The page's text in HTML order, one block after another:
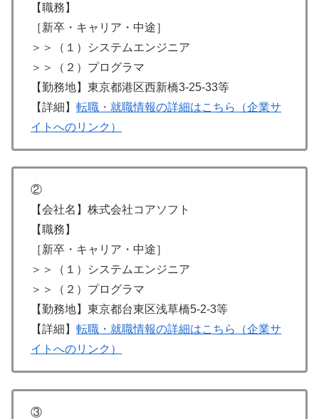
【職務】
［新卒・キャリア・中途］
＞＞（１）システムエンジニア
＞＞（２）プログラマ
【勤務地】東京都港区西新橋3-25-33等
【詳細】 転職・就職情報の詳細はこちら（企業サ
イトへのリンク）
②
【会社名】株式会社コアソフト
【職務】
［新卒・キャリア・中途］
＞＞（１）システムエンジニア
＞＞（２）プログラマ
【勤務地】東京都台東区浅草橋5-2-3等
【詳細】 転職・就職情報の詳細はこちら（企業サ
イトへのリンク）
③